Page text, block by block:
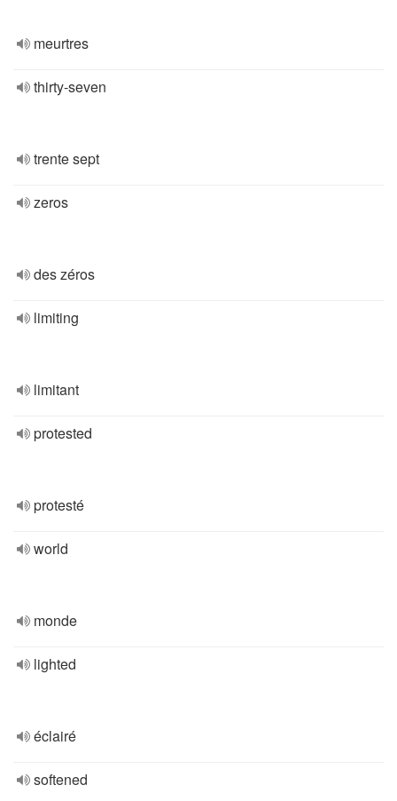
meurtres
thirty-seven
trente sept
zeros
des zéros
limiting
limitant
protested
protesté
world
monde
lighted
éclairé
softened